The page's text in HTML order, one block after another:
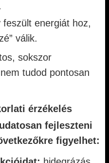
energiát hoz,
válik.
sokszor
tudod pontosan
érzékelés
fejleszteni
figyelhet: